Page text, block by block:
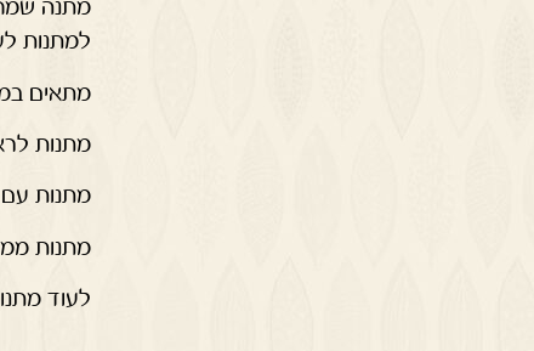
מתנה
למתנות
מתאים
מתנות
מתנות עם
מתנות
לעוד